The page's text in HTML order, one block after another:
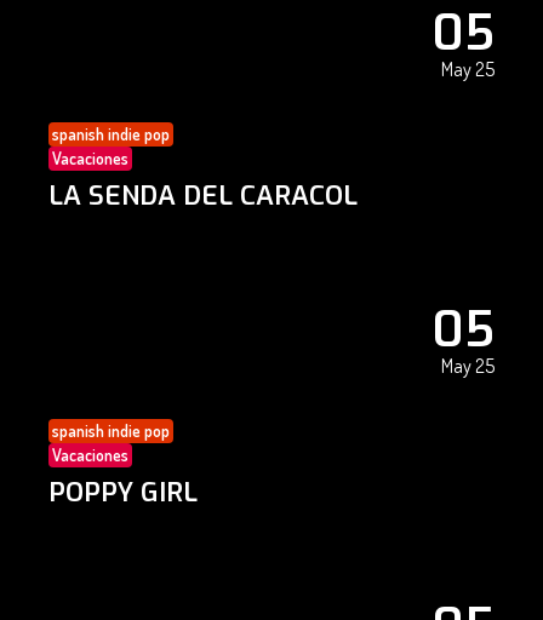
05
May 25
spanish indie pop
Vacaciones
LA SENDA DEL CARACOL
05
May 25
spanish indie pop
Vacaciones
POPPY GIRL